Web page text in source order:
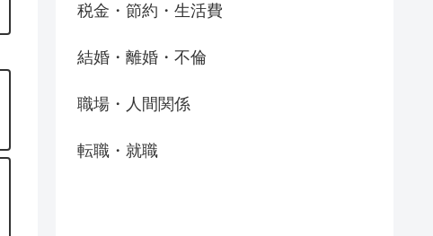
税金・節約・生活費
結婚・離婚・不倫
職場・人間関係
転職・就職